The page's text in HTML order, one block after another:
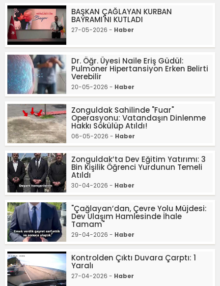
BAŞKAN ÇAĞLAYAN KURBAN
BAYRAMI'NI KUTLADI
27-05-2026 - Haber
Dr. Öğr. Üyesi Naile Eriş Güdül:
Pulmoner Hipertansiyon Erken Belirti
Verebilir
20-05-2026 - Haber
Zonguldak Sahilinde "Fuar"
Operasyonu: Vatandaşın Dinlenme
Hakkı Sökülüp Atıldı!
06-05-2026 - Haber
Zonguldak’ta Dev Eğitim Yatırımı: 3
Bin Kişilik Öğrenci Yurdunun Temeli
Atıldı
30-04-2026 - Haber
"Çağlayan’dan, Çevre Yolu Müjdesi:
Dev Ulaşım Hamlesinde İhale
Tamam"
29-04-2026 - Haber
Kontrolden Çıktı Duvara Çarptı: 1
Yaralı
27-04-2026 - Haber